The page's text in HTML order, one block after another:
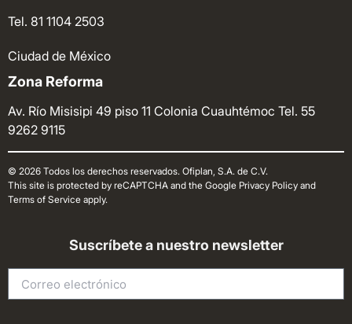
Tel. 81 1104 2503
Ciudad de México
Zona Reforma
Av. Río Misisipi 49 piso 11 Colonia Cuauhtémoc Tel. 55
9262 9115
© 2026 Todos los derechos reservados. Ofiplan, S.A. de C.V.
This site is protected by reCAPTCHA and the Google Privacy Policy and
Terms of Service apply.
Suscríbete a nuestro newsletter